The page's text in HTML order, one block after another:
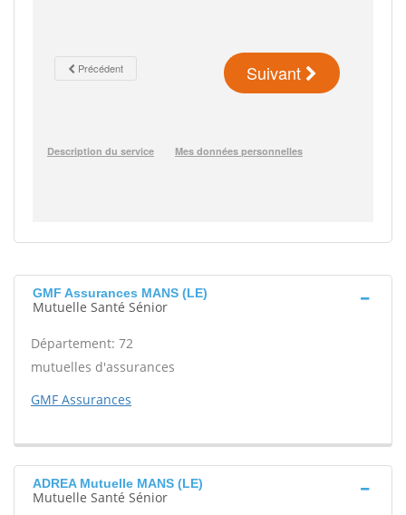
GMF Assurances MANS (LE)
Mutuelle Santé Sénior
Département: 72
mutuelles d'assurances
GMF Assurances
ADREA Mutuelle MANS (LE)
Mutuelle Santé Sénior